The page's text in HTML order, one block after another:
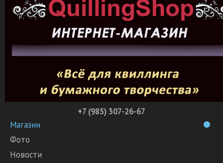
+7 (985) 307-26-67
Магазин
Фото
Новости